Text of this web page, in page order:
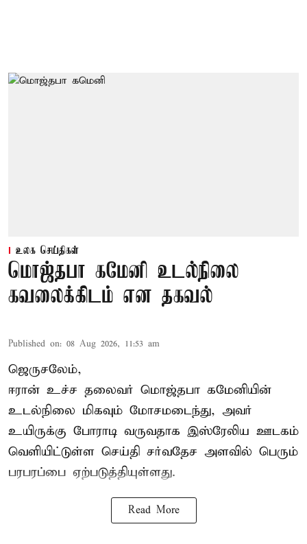
உலக செய்திகள்
மொஜ்தபா கமேனி உடல்நிலை
கவலைக்கிடம் என தகவல்
Published on: 08 Aug 2026, 11:53 am
ஜெருசலேம்,
ஈரான் உச்ச தலைவர் மொஜ்தபா கமேனியின்
உடல்நிலை மிகவும் மோசமடைந்து, அவர்
உயிருக்கு போராடி வருவதாக இஸ்ரேலிய ஊடகம்
வெளியிட்டுள்ள செய்தி சர்வதேச அளவில் பெரும்
பரபரப்பை ஏற்படுத்தியுள்ளது.
Read More